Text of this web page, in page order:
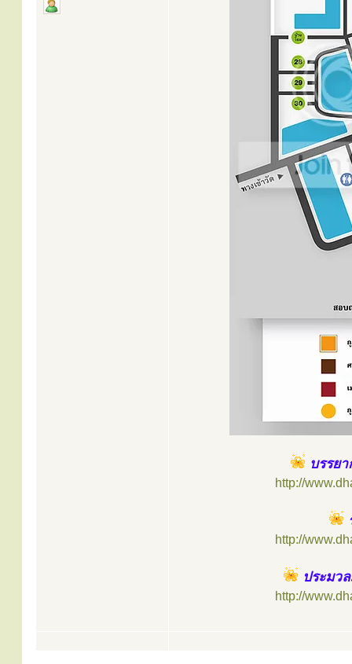
บรรย
http://
http://
ประมว
http://